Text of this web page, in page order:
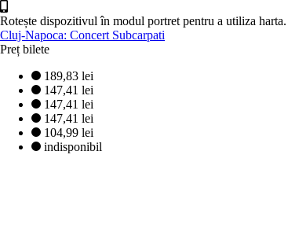
Rotește dispozitivul în modul portret pentru a utiliza harta.
Cluj-Napoca: Concert Subcarpati
Preț bilete
189,83 lei
147,41 lei
147,41 lei
147,41 lei
104,99 lei
indisponibil